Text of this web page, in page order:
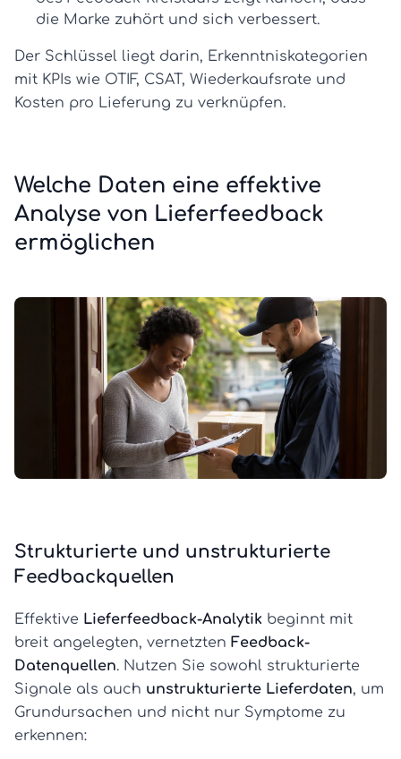
die Marke zuhört und sich verbessert.
Der Schlüssel liegt darin, Erkenntniskategorien
mit KPIs wie OTIF, CSAT, Wiederkaufsrate und
Kosten pro Lieferung zu verknüpfen.
Welche Daten eine effektive
Analyse von Lieferfeedback
ermöglichen
Strukturierte und unstrukturierte
Feedbackquellen
Effektive Lieferfeedback-Analytik beginnt mit
breit angelegten, vernetzten Feedback-
Datenquellen. Nutzen Sie sowohl strukturierte
Signale als auch unstrukturierte Lieferdaten, um
Grundursachen und nicht nur Symptome zu
erkennen: